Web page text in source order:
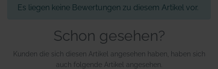
Es liegen keine Bewertungen zu diesem Artikel vor.
Schon gesehen?
Kunden die sich diesen Artikel angesehen haben, haben sich
auch folgende Artikel angesehen.